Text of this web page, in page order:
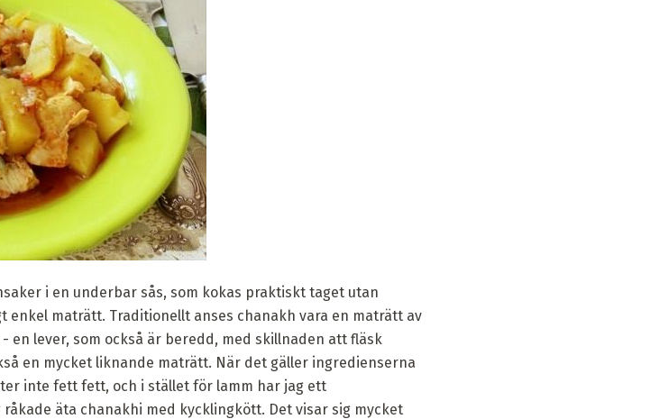
i en underbar sås, som kokas praktiskt taget utan
enkel maträtt. Traditionellt anses chanakh vara en maträtt av
en lever, som också är beredd, med skillnaden att fläsk
en mycket liknande maträtt. När det gäller ingredienserna
inte fett fett, och i stället för lamm har jag ett
äta chanakhi med kycklingkött. Det visar sig mycket